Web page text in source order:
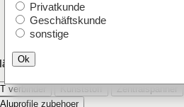
Privatkunde
Geschäftskunde
sonstige
Okmit Zentralspanner 8 o.
T verbinder
Zentralspanner
Aluprofile zubehoer